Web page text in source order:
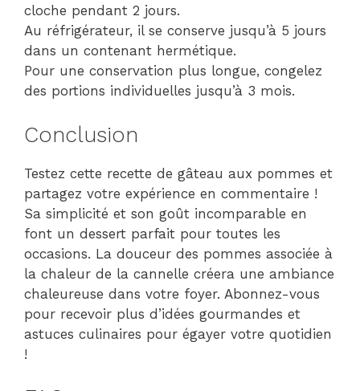
cloche pendant 2 jours.
Au réfrigérateur, il se conserve jusqu’à 5 jours
dans un contenant hermétique.
Pour une conservation plus longue, congelez
des portions individuelles jusqu’à 3 mois.
Conclusion
Testez cette recette de gâteau aux pommes et
partagez votre expérience en commentaire !
Sa simplicité et son goût incomparable en
font un dessert parfait pour toutes les
occasions. La douceur des pommes associée à
la chaleur de la cannelle créera une ambiance
chaleureuse dans votre foyer. Abonnez-vous
pour recevoir plus d’idées gourmandes et
astuces culinaires pour égayer votre quotidien
!